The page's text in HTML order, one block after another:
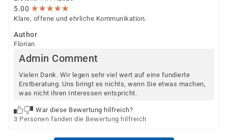
5.00 ★★★★★
★★★★★
Klare, offene und ehrliche Kommunikation.
Author
Florian
Admin Comment
Vielen Dank. Wir legen sehr viel wert auf eine fundierte
Erstberatung. Uns bringt es nichts, wenn Sie etwas machen,
was nicht ihren Interessen entspricht.
War diese Bewertung hilfreich?
3 Personen fanden die Bewertung hilfreich